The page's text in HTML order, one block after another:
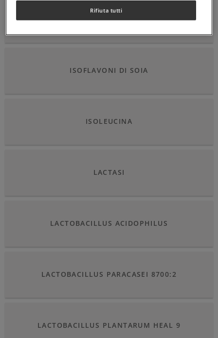
IODIO
ISOFLAVONI DI SOIA
ISOLEUCINA
LACTASI
LACTOBACILLUS ACIDOPHILUS
LACTOBACILLUS PARACASEI 8700:2
LACTOBACILLUS PLANTARUM HEAL 9
Rifiuta tutti